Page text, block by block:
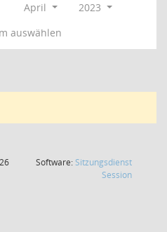
April
2023
auswählen
Software: Sitzungsdienst
Session(Wird in